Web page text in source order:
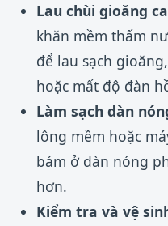
Lau chùi gioăng
khăn mềm thấm
để lau sạch
hoặc mất độ đàn
Làm sạch dàn
lông mềm hoặc
bám ở dàn nóng
hơn.
Kiểm tra và vệ